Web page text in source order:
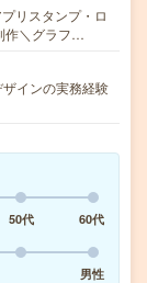
リスタンプ・ロ
作＼グラフ…
インの実務経験
50代
60代
男性